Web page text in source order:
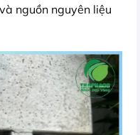
nguồn nguyên liệu